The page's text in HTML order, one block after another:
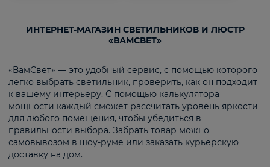
ИНТЕРНЕТ-МАГАЗИН СВЕТИЛЬНИКОВ И ЛЮСТР
«ВАМСВЕТ»
«ВамСвет» — это удобный сервис, с помощью которого
легко выбрать светильник, проверить, как он подходит
к вашему интерьеру. С помощью калькулятора
мощности каждый сможет рассчитать уровень яркости
для любого помещения, чтобы убедиться в
правильности выбора. Забрать товар можно
самовывозом в шоу-руме или заказать курьерскую
доставку на дом.